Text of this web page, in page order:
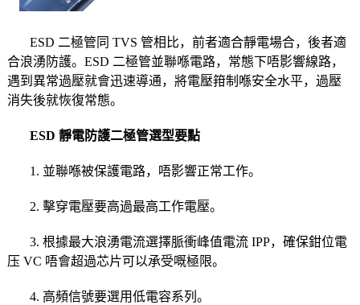
ESD 二極管同 TVS 管相比，前者適合靜電場合，後者適
合浪湧防護。ESD 二極管並聯喺電路，常態下唔影響線路，
遇到異常過壓就會迅速導通，將電壓箝制喺安全水平，過壓
消失後就恢復常態。
ESD 靜電防護二極管選型要點
1. 並聯喺被保護電路，唔影響正常工作。
2. 擊穿電壓要高過最高工作電壓。
3. 根據最大浪湧電流選擇脈衝峰值電流 IPP，確保鉗位電
压 VC 唔會超過芯片可以承受嘅極限。
4. 高頻信號要選用低電容系列。